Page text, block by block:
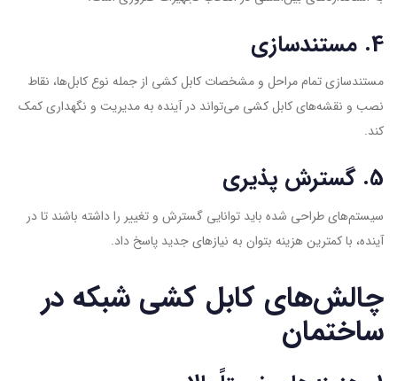
4. مستندسازی
مستندسازی تمام مراحل و مشخصات کابل کشی از جمله نوع کابل‌ها، نقاط
نصب و نقشه‌های کابل کشی می‌تواند در آینده به مدیریت و نگهداری کمک
کند.
5. گسترش پذیری
سیستم‌های طراحی شده باید توانایی گسترش و تغییر را داشته باشند تا در
آینده، با کمترین هزینه بتوان به نیازهای جدید پاسخ داد.
چالش‌های کابل کشی شبکه در
ساختمان